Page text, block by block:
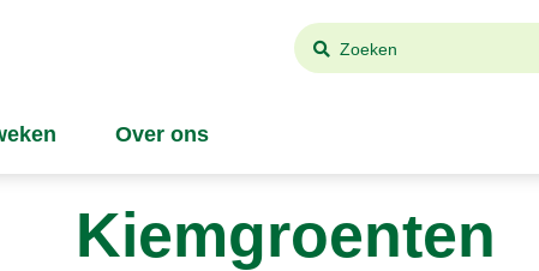
Zoeken
Over ons
Kiemgroenten